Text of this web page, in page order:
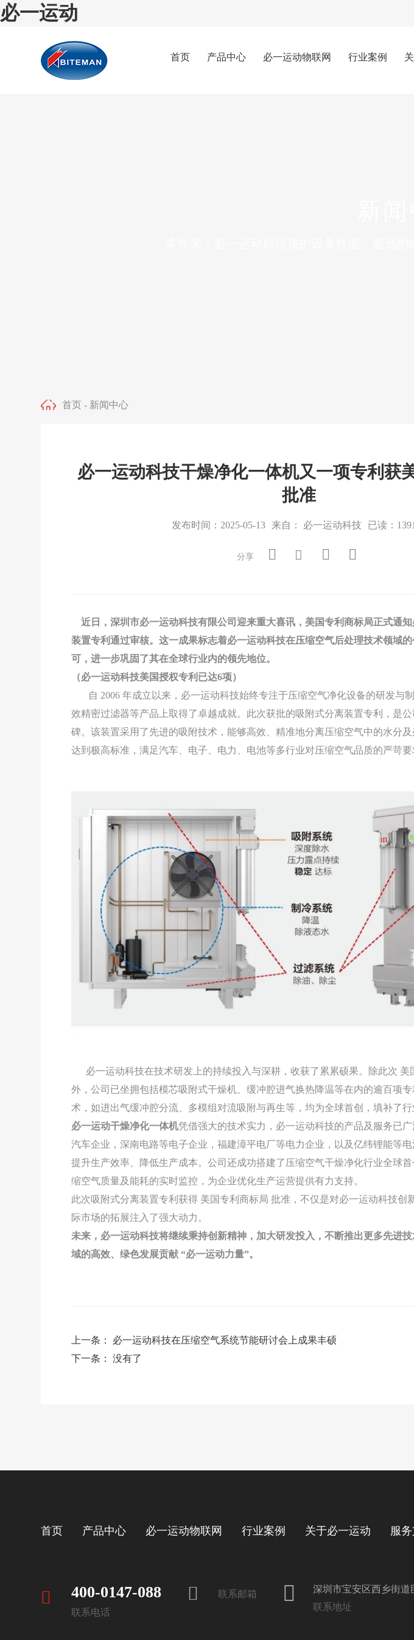
必一运动
首页 产品中心 必一运动物联网 行业案例
首页 - 新闻中心
必一运动科技干燥净化一体机又一项专利获
批准
发布时间：2025-05-13 来自： 必一运动科技 已读：
分享
近日，深圳市必一运动科技有限公司迎来重大喜讯，美国专利商标局正式通
装置专利通过审核。这一成果标志着必一运动科技在压缩空气后处理技术领域
可，进一步巩固了其在全球行业内的领先地位。
（必一运动科技美国授权专利已达6项）
自 2006 年成立以来，必一运动科技始终专注于压缩空气净化设备的研发与
效精密过滤器等产品上取得了卓越成就。此次获批的吸附式分离装置专利，是
碑。该装置采用了先进的吸附技术，能够高效、精准地分离压缩空气中的水分
达到极高标准，满足汽车、电子、电力、电池等多行业对压缩空气品质的严苛要
必一运动科技在技术研发上的持续投入与深耕，收获了累累硕果。除此次 美
外，公司已坐拥包括模芯吸附式干燥机、缓冲腔进气换热降温等在内的逾百项
术，如进出气缓冲腔分流、多模组对流吸附与再生等，均为全球首创，填补了行
必一运动干燥净化一体机凭借强大的技术实力，必一运动科技的产品及服务已
汽车企业，深南电路等电子企业，福建漳平电厂等电力企业，以及亿纬锂能等
提升生产效率、降低生产成本。公司还成功搭建了压缩空气干燥净化行业全球
缩空气质量及能耗的实时监控，为企业优化生产运营提供有力支持。
此次吸附式分离装置专利获得 美国专利商标局 批准，不仅是对必一运动科技创
际市场的拓展注入了强大动力。
未来，必一运动科技将继续秉持创新精神，加大研发投入，不断推出更多先进
域的高效、绿色发展贡献 “必一运动力量”。
上一条： 必一运动科技在压缩空气系统节能研讨会上成果丰硕​
下一条： 没有了
首页 产品中心 必一运动物联网 行业案例 关于必一运动 服
400-0147-088
联系电话
联系邮箱
深圳市宝安区西乡街
联系地址